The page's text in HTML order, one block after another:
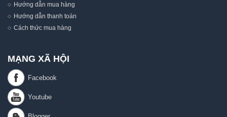
Hướng dẫn mua hàng
Hướng dẫn thanh toán
Cách thức mua hàng
MẠNG XÃ HỘI